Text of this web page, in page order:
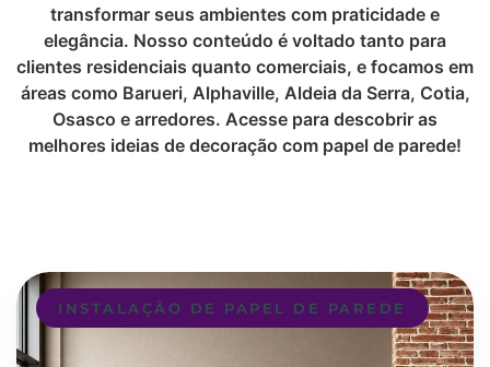
transformar seus ambientes com praticidade e
elegância. Nosso conteúdo é voltado tanto para
clientes residenciais quanto comerciais, e focamos em
áreas como Barueri, Alphaville, Aldeia da Serra, Cotia,
Osasco e arredores. Acesse para descobrir as
melhores ideias de decoração com papel de parede!
INSTALAÇÃO DE PAPEL DE PAREDE